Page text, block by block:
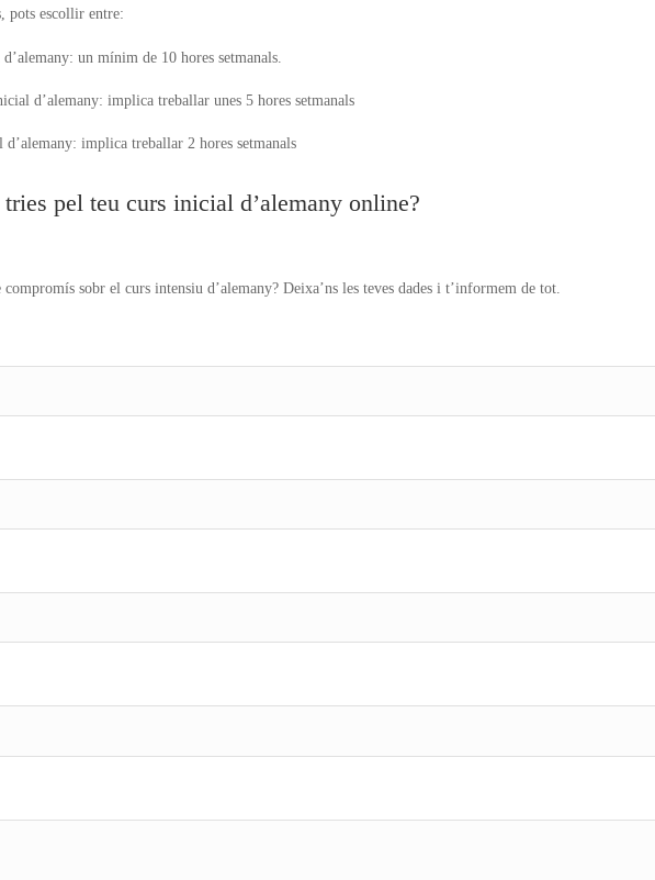
pots escollir entre:
un mínim de 10 hores setmanals.
d’alemany: implica treballar unes 5 hores setmanals
implica treballar 2 hores setmanals
pel teu curs inicial d’alemany online?
sobr el curs intensiu d’alemany? Deixa’ns les teves dades i t’informem de tot.